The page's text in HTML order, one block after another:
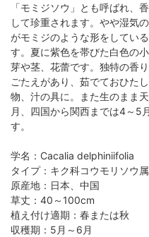
「モミジソウ」とも呼ばれ、
して珍重されます。やや湿気
がモミジのような形をしてい
す。夏に紫色を帯びた白色の
芽や茎、花蕾です。独特の香
ごたえがあり、茹でておひた
物、汁の具に。また生のまま
月、四国から関西までは4～5
す。
学名：Cacalia delphiniifolia
タイプ：キク科コウモリソウ
原産地：日本、中国
草丈：40～100cm
植え付け適期：春または秋
収穫期：5月～6月